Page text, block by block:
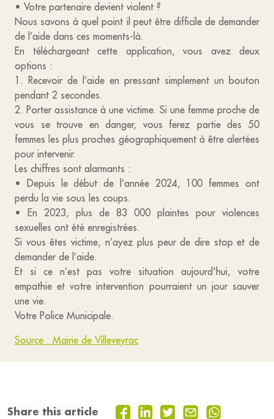
• Votre partenaire devient violent ?
Nous savons à quel point il peut être difficile de demander
de l’aide dans ces moments-là.
En téléchargeant cette application, vous avez deux
options :
1. Recevoir de l’aide en pressant simplement un bouton
pendant 2 secondes.
2. Porter assistance à une victime. Si une femme proche de
vous se trouve en danger, vous ferez partie des 50
femmes les plus proches géographiquement à être alertées
pour intervenir.
Les chiffres sont alarmants :
• Depuis le début de l’année 2024, 100 femmes ont
perdu la vie sous les coups.
• En 2023, plus de 83 000 plaintes pour violences
sexuelles ont été enregistrées.
Si vous êtes victime, n’ayez plus peur de dire stop et de
demander de l’aide.
Et si ce n’est pas votre situation aujourd'hui, votre
empathie et votre intervention pourraient un jour sauver
une vie.
Votre Police Municipale.
Source : Mairie de Villeveyrac
Share this article